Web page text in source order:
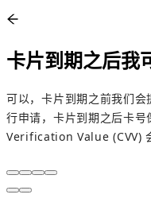
卡片到期之后我
可以，卡片到期之前我们
行申请，卡片到期之后卡
Verification Value (CVV)